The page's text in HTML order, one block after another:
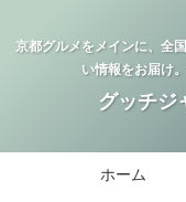
京都グルメをメインに、全
い情報をお届け
グッチジ
ホーム